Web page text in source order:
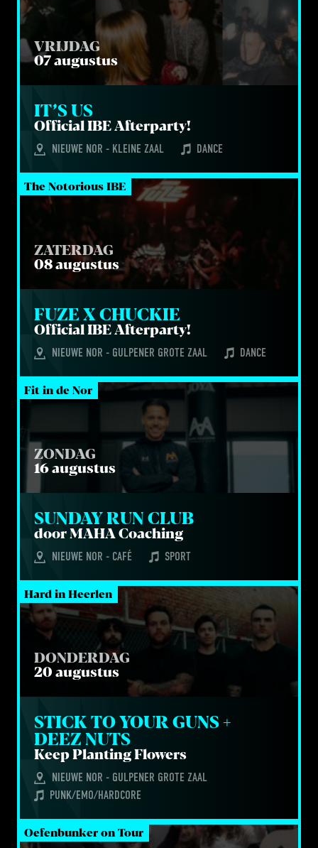
VRIJDAG
07 augustus
IT’S US
Offi­ci­alIBE Afterparty!
NIEUWE NOR - KLEINE ZAAL DANCE
The Notorious IBE
ZATERDAG
08 augustus
FUZE X CHUCKIE
Offi­ci­alIBE Afterparty!
NIEUWE NOR - GULPENER GROTE ZAAL DANCE
Fit in de Nor
ZONDAG
16 augustus
SUN­DAY RUN CLUB
doorMAHA Coaching
NIEUWE NOR - CAFÉ SPORT
Hard in Heerlen
DONDERDAG
20 augustus
STICK TO YOUR GUNS +
DEEZ NUTS
Keep Plan­ting Flowers
NIEUWE NOR - GULPENER GROTE ZAAL
PUNK/EMO/HARDCORE
Oefenbunker on Tour